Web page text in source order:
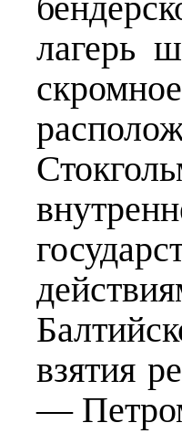
лагерь
взятия
—